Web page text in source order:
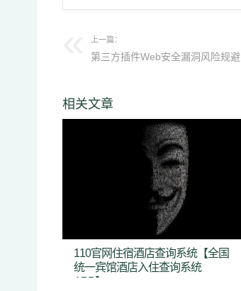
上一篇：
第三方插件Web安全漏洞风险规避
相关文章
110官网住宿酒店查询系统【全国
统一宾馆酒店入住查询系统
APP】